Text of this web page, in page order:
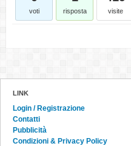
voti risposta visite
LINK
Login / Registrazione
Contatti
Pubblicità
Condizioni & Privacy Policy